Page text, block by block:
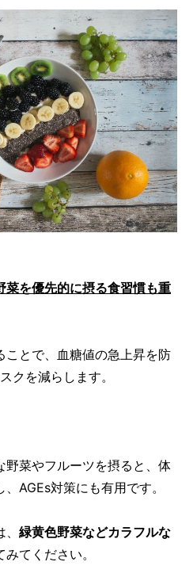
菜を優先的に摂る食習慣も重
ことで、血糖値の急上昇を防
クを減らします。
野菜やフルーツを摂ると、体
AGEs対策にも有用です。
緑黄色野菜などカラフルな
てください。